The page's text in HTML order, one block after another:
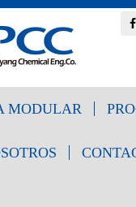
MODULAR